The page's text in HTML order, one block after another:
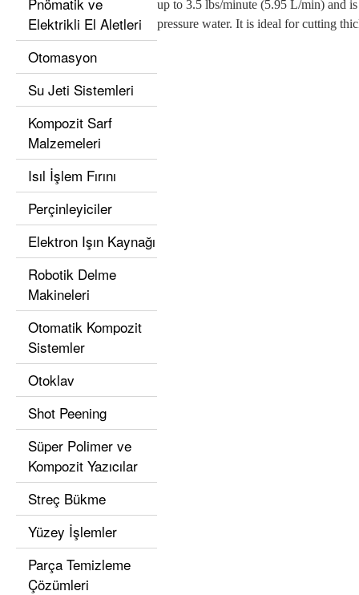
up to 3.5 lbs/minute (5.95 L/min) and
pressure water. It is ideal for cutting
Elektrikli El Aletleri
Otomasyon
Su Jeti Sistemleri
Kompozit Sarf
Malzemeleri
Isıl İşlem Fırını
Perçinleyiciler
Elektron Işın Kaynağı
Robotik Delme
Makineleri
Otomatik Kompozit
Sistemler
Otoklav
Shot Peening
Süper Polimer ve
Kompozit Yazıcılar
Streç Bükme
Yüzey İşlemler
Parça Temizleme
Çözümleri